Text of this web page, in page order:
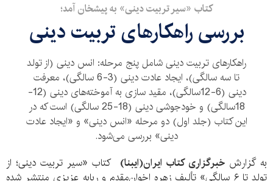
کتاب «سیر تربیت دینی» به پیشخان آمد؛
بررسی راهکارهای تربیت دینی
راهکارهای تربیت دینی شامل پنج مرحله: انس ‌دینی (از تولد
تا سه سالگی)، ایجاد عادت‌ دینی (3-6 سالگی)، معرفت‌
دینی (6-12سالگی)، مقید ‌سازی به آموخته‌های دینی (12-
18سالگی) و خودجوشی دینی (18-25 سالگی) است که در
این کتاب (جلد اول) دو مرحله «انس‌ دینی» و «ایجاد عادت
‌دینی» بررسی می‌شود.
به گزارشخبرگزاری کتاب ایران(ایبنا) کتاب «سیر تربیت دینی؛ از